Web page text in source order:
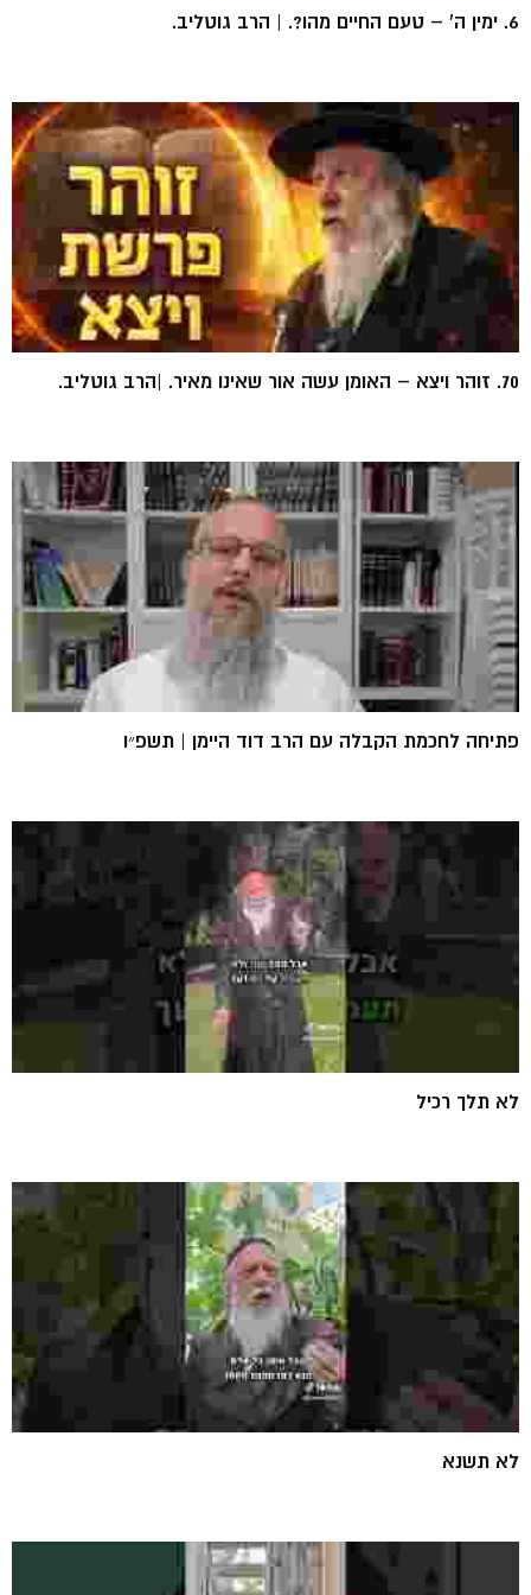
6. ימין ה' – טעם החיים מהו?. | הרב גוטליב.
70. זוהר ויצא – האומן עשה אור שאינו מאיר. |הרב גוטליב.
פתיחה לחכמת הקבלה עם הרב דוד היימן | תשפ״ו
לא תלך רכיל
לא תשנא